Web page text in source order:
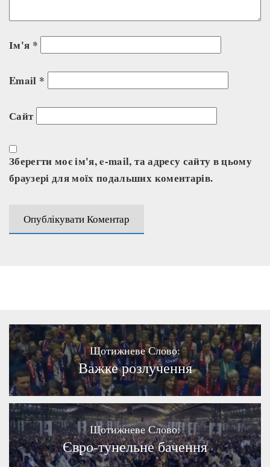
Ім'я *
Email *
Сайт
Зберегти моє ім'я, e-mail, та адресу сайту в цьому
браузері для моїх подальших коментарів.
Щотижневе Слово:
Важке розлучення
Щотижневе Слово:
Євро-тунельне бачення